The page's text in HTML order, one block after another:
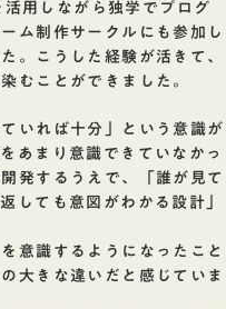
用しながら独学でプログ
ム制作サークルにも参加し
。こうした経験が活きて、
むことができました。
いれば十分」という意識が
あまり意識できていなかっ
発するうえで、「誰が見て
しても意図がわかる設計」
意識するようになったこと
大きな違いだと感じていま